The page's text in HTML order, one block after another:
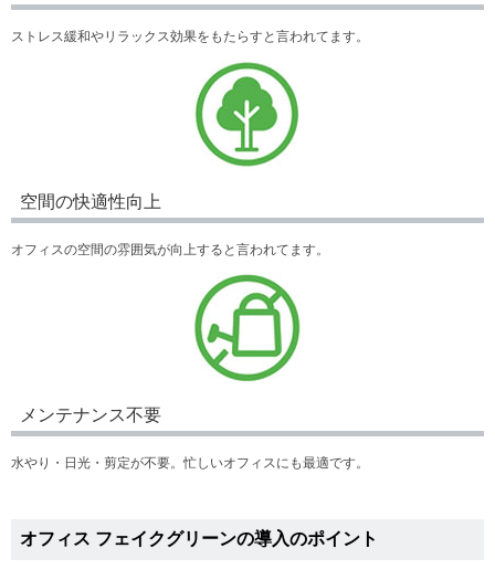
ストレス緩和やリラックス効果をもたらすと言われてます。
空間の快適性向上
オフィスの空間の雰囲気が向上すると言われてます。
メンテナンス不要
水やり・日光・剪定が不要。忙しいオフィスにも最適です。
オフィス フェイクグリーンの導入のポイント